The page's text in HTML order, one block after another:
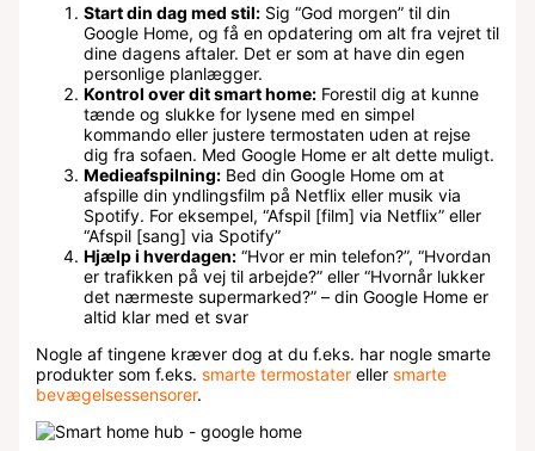
Start din dag med stil:Sig “God morgen” til din
Google Home, og få en opdatering om alt fra vejret til
dine dagens aftaler. Det er som at have din egen
personlige planlægger.
Kontrol over dit smart home:Forestil dig at kunne
tænde og slukke for lysene med en simpel
kommando eller justere termostaten uden at rejse
dig fra sofaen. Med Google Home er alt dette muligt.
Medieafspilning:Bed din Google Home om at
afspille din yndlingsfilm på Netflix eller musik via
Spotify. For eksempel, “Afspil [film] via Netflix” eller
“Afspil [sang] via Spotify”
Hjælp i hverdagen:“Hvor er min telefon?”, “Hvordan
er trafikken på vej til arbejde?” eller “Hvornår lukker
det nærmeste supermarked?” – din Google Home er
altid klar med et svar
Nogle af tingene kræver dog at du f.eks. har nogle smarte
produkter som f.eks. smarte termostatereller smarte
bevægelsessensorer.